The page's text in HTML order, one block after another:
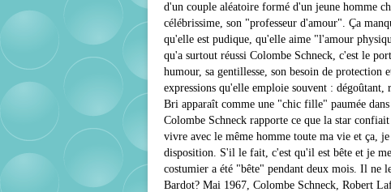
d'un couple aléatoire formé d'un jeune homme
célébrissime, son "professeur d'amour". Ça
qu'elle est pudique, qu'elle aime "l'amour
qu'a surtout réussi Colombe Schneck, c'est le
humour, sa gentillesse, son besoin de protection
expressions qu'elle emploie souvent :
Bri apparaît comme une "chic fille" paumée
Colombe Schneck rapporte ce que la star
vivre avec le même homme toute ma vie et ça,
disposition. S'il le fait, c'est qu'il est bête et je
costumier a été "bête" pendant deux mois. Il ne
Bardot? Mai 1967, Colombe Schneck, Robert